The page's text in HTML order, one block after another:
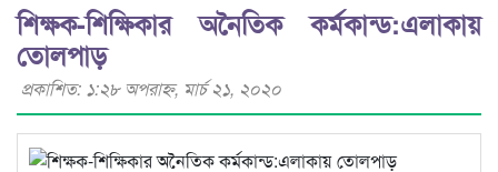
শিক্ষক-শিক্ষিকার অনৈতিক কর্মকান্ড:এলাকায়
তোলপাড়
প্রকাশিত: ১:২৮ অপরাহ্ণ, মার্চ ২১, ২০২০